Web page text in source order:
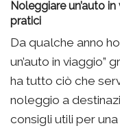
Noleggiare un’auto
pratici
Da qualche anno
un’auto in viaggio”
ha tutto ciò che
noleggio a
consigli utili per